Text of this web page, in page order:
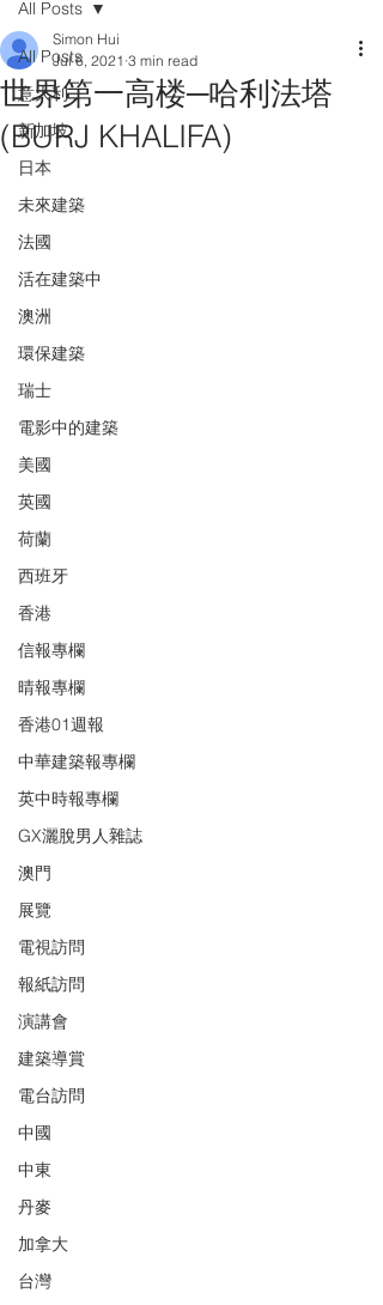
All Posts
意大利
新加坡
日本
未來建築
法國
活在建築中
澳洲
環保建築
瑞士
電影中的建築
美國
英國
荷蘭
西班牙
香港
信報專欄
晴報專欄
香港01週報
中華建築報專欄
英中時報專欄
GX灑脫男人雜誌
澳門
展覽
電視訪問
報紙訪問
演講會
建築導賞
電台訪問
中國
中東
丹麥
加拿大
台灣
All Posts
世界第一高楼─哈利法塔
(BURJ KHALIFA)
Simon Hui
Jul 6, 2021 3 min read